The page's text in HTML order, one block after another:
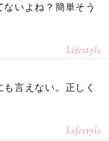
いよね？簡単そう
Lifestyle
言えない。正しく
Lifestyle